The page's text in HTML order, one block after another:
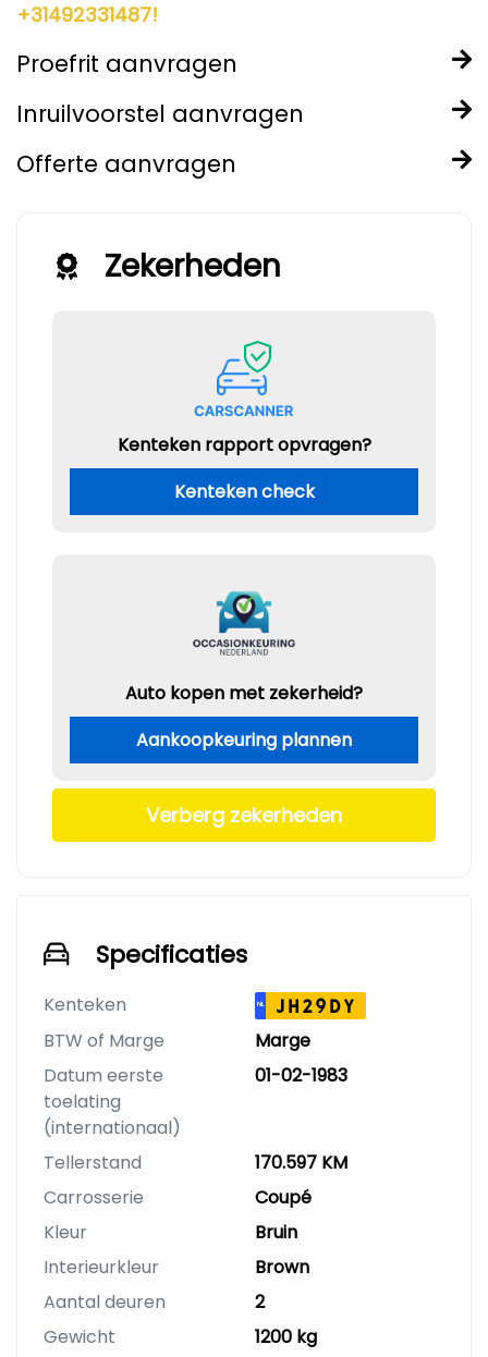
+31492331487!
Proefrit aanvragen
Inruilvoorstel aanvragen
Offerte aanvragen
Zekerheden
Kenteken rapport opvragen?
Kenteken check
Auto kopen met zekerheid?
Aankoopkeuring plannen
Verberg zekerheden
Specificaties
Kenteken NL JH29DY
BTW of Marge
Marge
Datum eerste
toelating
(internationaal)
01-02-1983
Tellerstand
170.597 KM
Carrosserie
Coupé
Kleur
Bruin
Interieurkleur
Brown
Aantal deuren
2
Gewicht
1200 kg